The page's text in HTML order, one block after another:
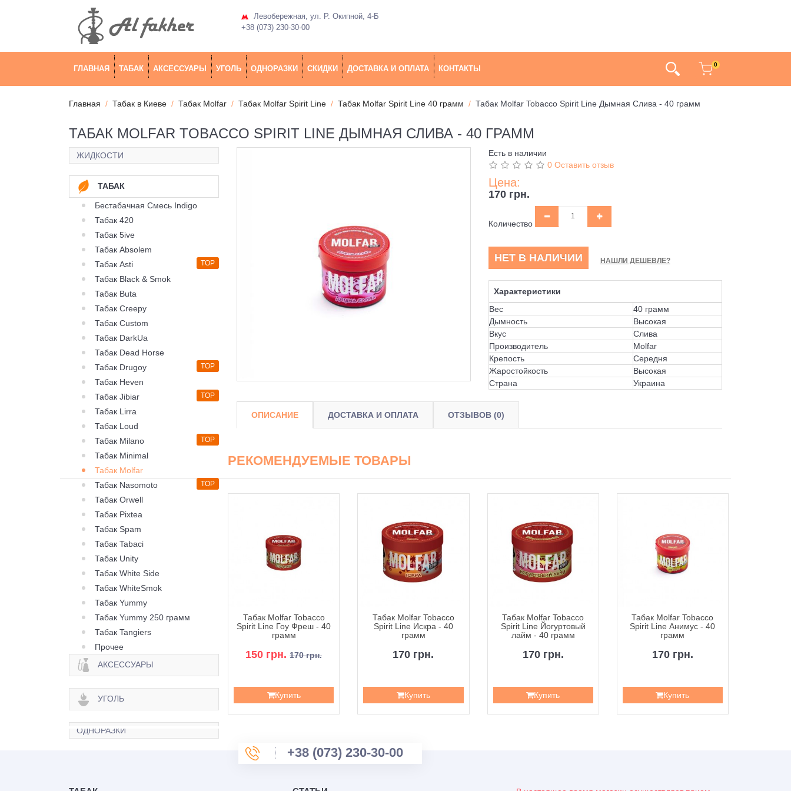
Левобережная, ул. Р. Окипной, 4-Б
+38 (073) 230-30-00
ГЛАВНАЯ ТАБАК АКСЕССУАРЫ УГОЛЬ ОДНОРАЗКИ СКИДКИ ДОСТАВКА И ОПЛАТА КОНТАКТЫ 0
Главная Табак в Киеве Табак Molfar Табак Molfar Spirit Line Табак Molfar Spirit Line 40 грамм Табак Molfar Tobacco Spirit Line Дымная Слива - 40 грамм
ТАБАК MOLFAR TOBACCO SPIRIT LINE ДЫМНАЯ СЛИВА - 40 ГРАММ
ЖИДКОСТИ
ТАБАК
Бестабачная Смесь Indigo
Табак 420
Табак 5ive
Табак Absolem
Табак Asti
TOP
Табак Black & Smok
Табак Buta
Табак Creepy
Табак Custom
Табак DarkUa
Табак Dead Horse
Табак Drugoy
TOP
Табак Heven
Табак Jibiar
TOP
Табак Lirra
Табак Loud
Табак Milano
TOP
Табак Minimal
Табак Molfar
Табак Nasomoto
TOP
Табак Orwell
Табак Pixtea
Табак Spam
Табак Tabaci
Табак Unity
Табак White Side
Табак WhiteSmok
Табак Yummy
Табак Yummy 250 грамм
Табак Tangiers
Прочее
АКСЕССУАРЫ
УГОЛЬ
ОДНОРАЗКИ
Есть в наличии
0 Оставить отзыв
Цена:
170 грн.
Количество
НЕТ В НАЛИЧИИ НАШЛИ ДЕШЕВЛЕ?
Характеристики
Вес
40 грамм
Дымность
Высокая
Вкус
Слива
Производитель
Molfar
Крепость
Середня
Жаростойкость
Высокая
Страна
Украина
ОПИСАНИЕ ДОСТАВКА И ОПЛАТА ОТЗЫВОВ (0)
РЕКОМЕНДУЕМЫЕ ТОВАРЫ
Табак Molfar Tobacco
Арбуз - 40 грамм
170 грн.
Табак Molfar Tobacco
Spirit Line Гоу Фреш - 40
грамм
150 грн. 170 грн.
Купить
Табак Molfar Tobacco
Spirit Line Искра - 40
грамм
170 грн.
Купить
Табак Molfar Tobacco
Spirit Line Йогуртовый
лайм - 40 грамм
170 грн.
Купить
Табак Molfar Tobacco
Spirit Line Анимус - 40
грамм
170 грн.
Купить
+38 (073) 230-30-00